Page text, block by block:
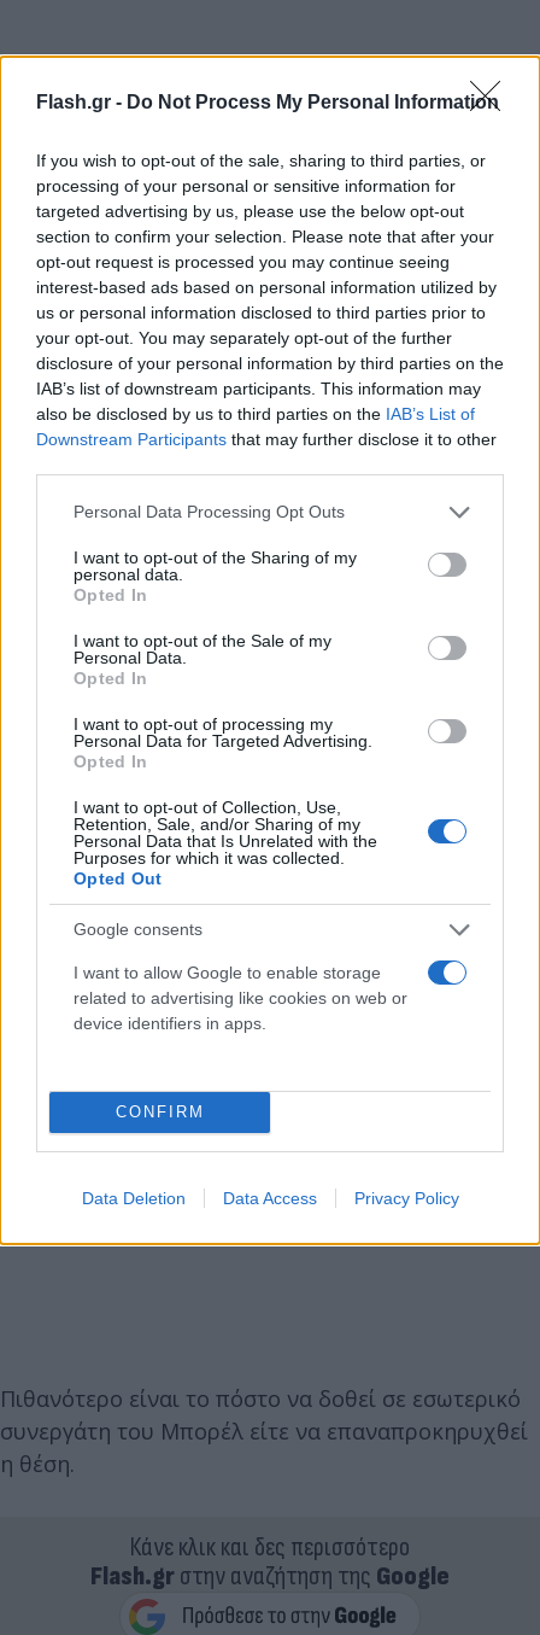
Flash.gr - Do Not Process My Personal Information
If you wish to opt-out of the sale, sharing to third parties, or
processing of your personal or sensitive information for
targeted advertising by us, please use the below opt-out
section to confirm your selection. Please note that after your
opt-out request is processed you may continue seeing
interest-based ads based on personal information utilized by
us or personal information disclosed to third parties prior to
your opt-out. You may separately opt-out of the further
disclosure of your personal information by third parties on the
IAB’s list of downstream participants. This information may
also be disclosed by us to third parties on the IAB’s List of
Downstream Participants that may further disclose it to other
Please note that this website/app uses one or more Google
not limited to your visit or usage behaviour. You may click to
grant or deny consent to Google and its third-party tags to
use your data for below specified purposes in below Google
consent section.
Personal Data Processing Opt Outs
I want to opt-out of the Sharing of my
personal data.
Opted In
I want to opt-out of the Sale of my
Personal Data.
Opted In
I want to opt-out of processing my
Personal Data for Targeted Advertising.
Opted In
I want to opt-out of Collection, Use,
Retention, Sale, and/or Sharing of my
Personal Data that Is Unrelated with the
Purposes for which it was collected.
Opted Out
Google consents
I want to allow Google to enable storage
related to advertising like cookies on web or
device identifiers in apps.
CONFIRM
Data Deletion Data Access Privacy Policy
Ο Μπορέλ έπρεπε να εγκρίνει την τοποθέτηση του
νέου πρέσβη, από την αρμόδια Επιτροπή
δείχνουν ότι επηρεάστηκε από το σάλο που
ξέσπασε στον ιταλικό Τύπο και ακόμη δεν έχει
υπογράψει για το ποιος θα αναλάβει το πόστο.
Σύμφωνα με τη διαδικασία, η απόφαση του Ύπατου
Εκπροσώπου της ΕΕ για την Ασφάλεια και την
Άμυνα πρέπει να δημοσιοποιηθεί έως το τέλος του
τρέχοντος έτους.
Διπλωματικοί κύκλοι στις Βρυξέλλες εκτιμούν,
πλέον, πως ο Ζοζεπ Μπορέλ δεν θα αξιοποιήσει
ούτε την υποψηφιότητα Αβραμόπουλου ούτε
Κυπριανού, που ήταν μεταξύ των φιναλιστ.
Πιθανότερο είναι το πόστο να δοθεί σε εσωτερικό
συνεργάτη του Μπορέλ είτε να επαναπροκηρυχθεί
η θέση.
Κάνε κλικ και δες περισσότερο
Flash.grστην αναζήτηση της Google